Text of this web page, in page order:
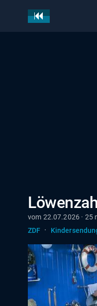
vom 22.07.2026 · 25
ZDF ·